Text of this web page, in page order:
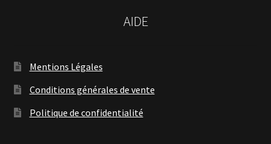
AIDE
Mentions Légales
Conditions générales de vente
Politique de confidentialité